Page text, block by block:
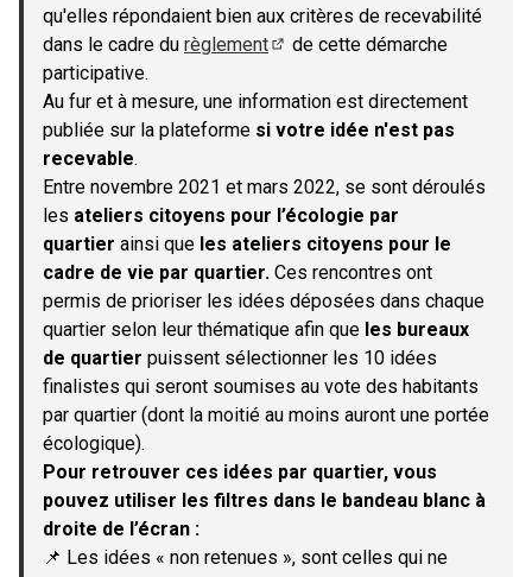
qu'elles répondaient bien aux critères de recevabilité
dans le cadre du règlement
de cette démarche
participative.
Au fur et à mesure, une information est directement
publiée sur la plateforme si votre idée n'est pas
recevable.
Entre novembre 2021 et mars 2022, se sont déroulés
les ateliers citoyens pour l’écologie par
quartier ainsi que les ateliers citoyens pour le
cadre de vie par quartier. Ces rencontres ont
permis de prioriser les idées déposées dans chaque
quartier selon leur thématique afin que les bureaux
de quartier puissent sélectionner les 10 idées
finalistes qui seront soumises au vote des habitants
par quartier (dont la moitié au moins auront une portée
écologique).
Pour retrouver ces idées par quartier, vous
pouvez utiliser les filtres dans le bandeau blanc à
droite de l’écran :
📌 Les idées « non retenues », sont celles qui ne